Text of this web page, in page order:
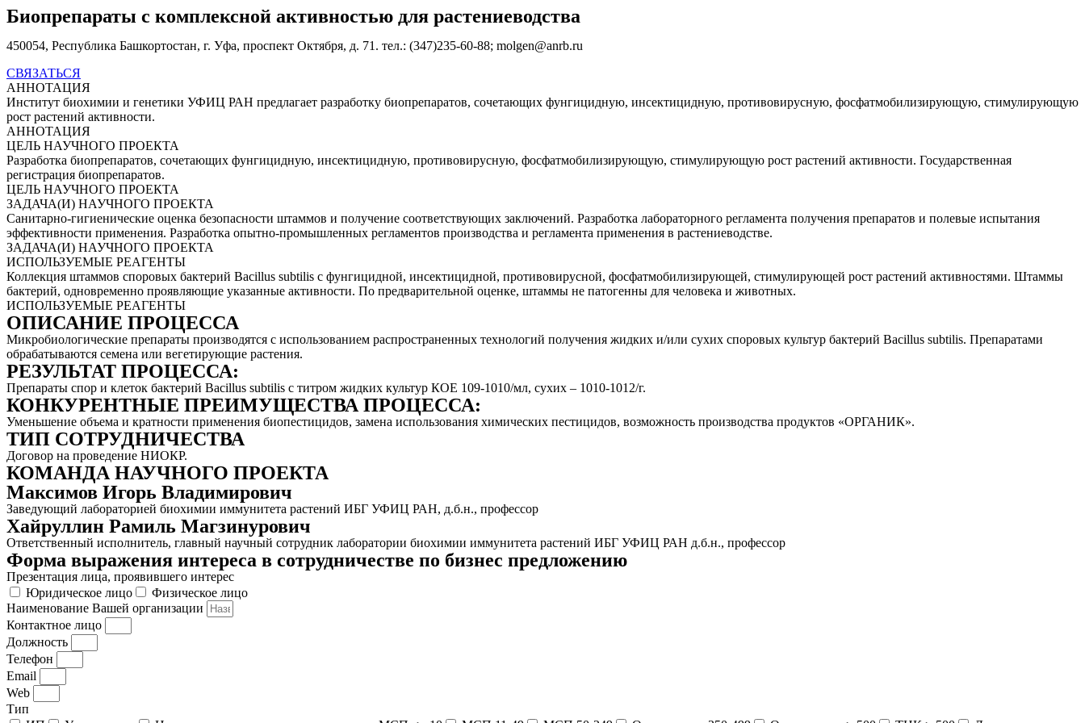
Биопрепараты с комплексной активностью для растениеводства
450054, Республика Башкортостан, г. Уфа, проспект Октября, д. 71. тел.: (347)235-60-88; molgen@anrb.ru
СВЯЗАТЬСЯ
АННОТАЦИЯ
Институт биохимии и генетики УФИЦ РАН предлагает разработку биопрепаратов, сочетающих фунгицидную, инсектицидную, противовирусную, фосфатмобилизирующую, стимулирующую
рост растений активности.
АННОТАЦИЯ
ЦЕЛЬ НАУЧНОГО ПРОЕКТА
Разработка биопрепаратов, сочетающих фунгицидную, инсектицидную, противовирусную, фосфатмобилизирующую, стимулирующую рост растений активности. Государственная
регистрация биопрепаратов.
ЦЕЛЬ НАУЧНОГО ПРОЕКТА
ЗАДАЧА(И) НАУЧНОГО ПРОЕКТА
Санитарно-гигиенические оценка безопасности штаммов и получение соответствующих заключений. Разработка лабораторного регламента получения препаратов и полевые испытания
эффективности применения. Разработка опытно-промышленных регламентов производства и регламента применения в растениеводстве.
ЗАДАЧА(И) НАУЧНОГО ПРОЕКТА
ИСПОЛЬЗУЕМЫЕ РЕАГЕНТЫ
Коллекция штаммов споровых бактерий Bacillus subtilis с фунгицидной, инсектицидной, противовирусной, фосфатмобилизирующей, стимулирующей рост растений активностями. Штаммы
бактерий, одновременно проявляющие указанные активности. По предварительной оценке, штаммы не патогенны для человека и животных.
ИСПОЛЬЗУЕМЫЕ РЕАГЕНТЫ
ОПИСАНИЕ ПРОЦЕССА
Микробиологические препараты производятся с использованием распространенных технологий получения жидких и/или сухих споровых культур бактерий Bacillus subtilis. Препаратами
обрабатываются семена или вегетирующие растения.
РЕЗУЛЬТАТ ПРОЦЕССА:
Препараты спор и клеток бактерий Bacillus subtilis с титром жидких культур КОЕ 109-1010/мл, сухих – 1010-1012/г.
КОНКУРЕНТНЫЕ ПРЕИМУЩЕСТВА ПРОЦЕССА:
Уменьшение объема и кратности применения биопестицидов, замена использования химических пестицидов, возможность производства продуктов «ОРГАНИК».
ТИП СОТРУДНИЧЕСТВА
Договор на проведение НИОКР.
КОМАНДА НАУЧНОГО ПРОЕКТА
Максимов Игорь Владимирович
Заведующий лабораторией биохимии иммунитета растений ИБГ УФИЦ РАН, д.б.н., профессор
Хайруллин Рамиль Магзинурович
Ответственный исполнитель, главный научный сотрудник лаборатории биохимии иммунитета растений ИБГ УФИЦ РАН д.б.н., профессор
Форма выражения интереса в сотрудничестве по бизнес предложению
Презентация лица, проявившего интерес
Юридическое лицо
Физическое лицо
Наименование Вашей организации
Контактное лицо
Должность
Телефон
Email
Web
Тип